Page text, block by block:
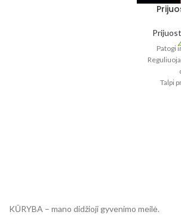
Patogi
Talpi
KŪRYBA – mano didžioji gyvenimo meilė.